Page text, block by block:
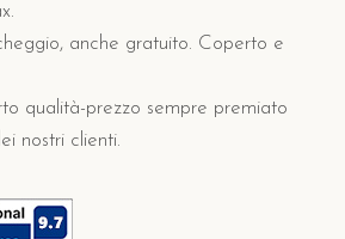
anche gratuito. Coperto e
qualità-prezzo sempre premiato
nostri clienti.